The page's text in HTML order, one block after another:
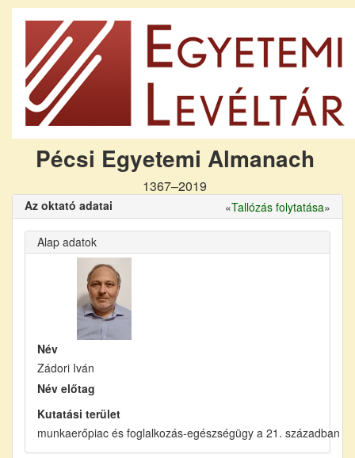
Pécsi Egyetemi Almanach
1367–2019
Az oktató adatai «Tallózás folytatása»
Alap adatok
Név
Zádori Iván
Név előtag
Kutatási terület
munkaerőpiac és foglalkozás-egészségügy a 21. században